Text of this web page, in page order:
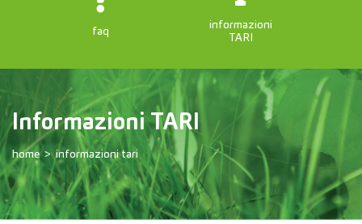
faq
informazioni
TARI
Informazioni TARI
home informazioni tari